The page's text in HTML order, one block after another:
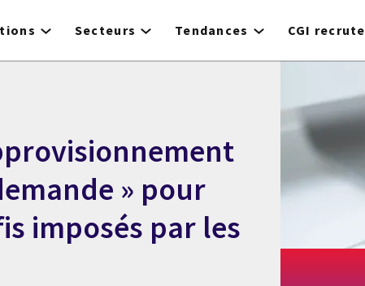
Secteurs Tendances CGI recrute
» pour
imposés par les